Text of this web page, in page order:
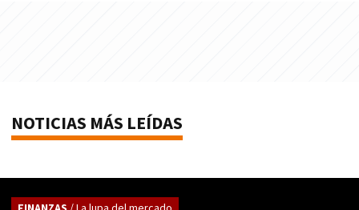
NOTICIAS MÁS LEÍDAS